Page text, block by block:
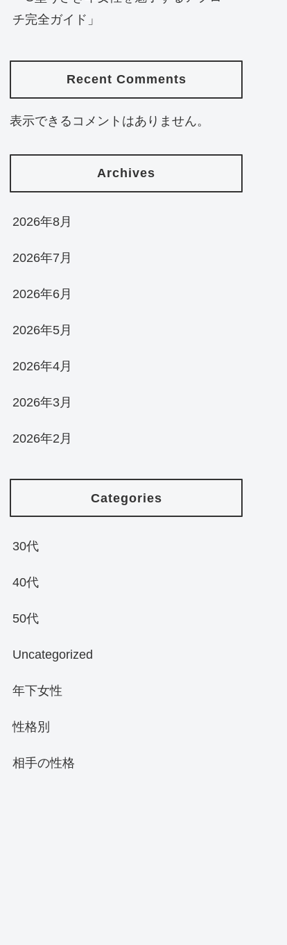
チ完全ガイド」
Recent Comments
表示できるコメントはありません。
Archives
2026年8月
2026年7月
2026年6月
2026年5月
2026年4月
2026年3月
2026年2月
Categories
30代
40代
50代
Uncategorized
年下女性
性格別
相手の性格